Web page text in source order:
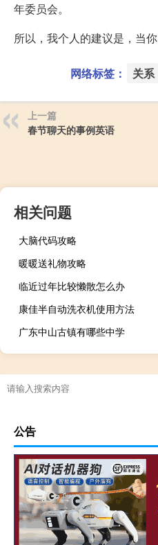
年委员会。
所以，我个人的建议是，当你
网络标签： 关系
上一篇
春节聊天的事例英语
相关问题
大脑代码攻略
暖暖送礼物攻略
临近过年比较懒散怎么办
康佳半自动洗衣机使用方法
广东中山古镇有哪些中学
公告